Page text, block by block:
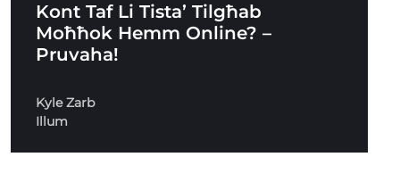
Kont Taf Li Tista’ Tilgħab
Moħħok Hemm Online? –
Pruvaha!
Kyle Zarb
Illum